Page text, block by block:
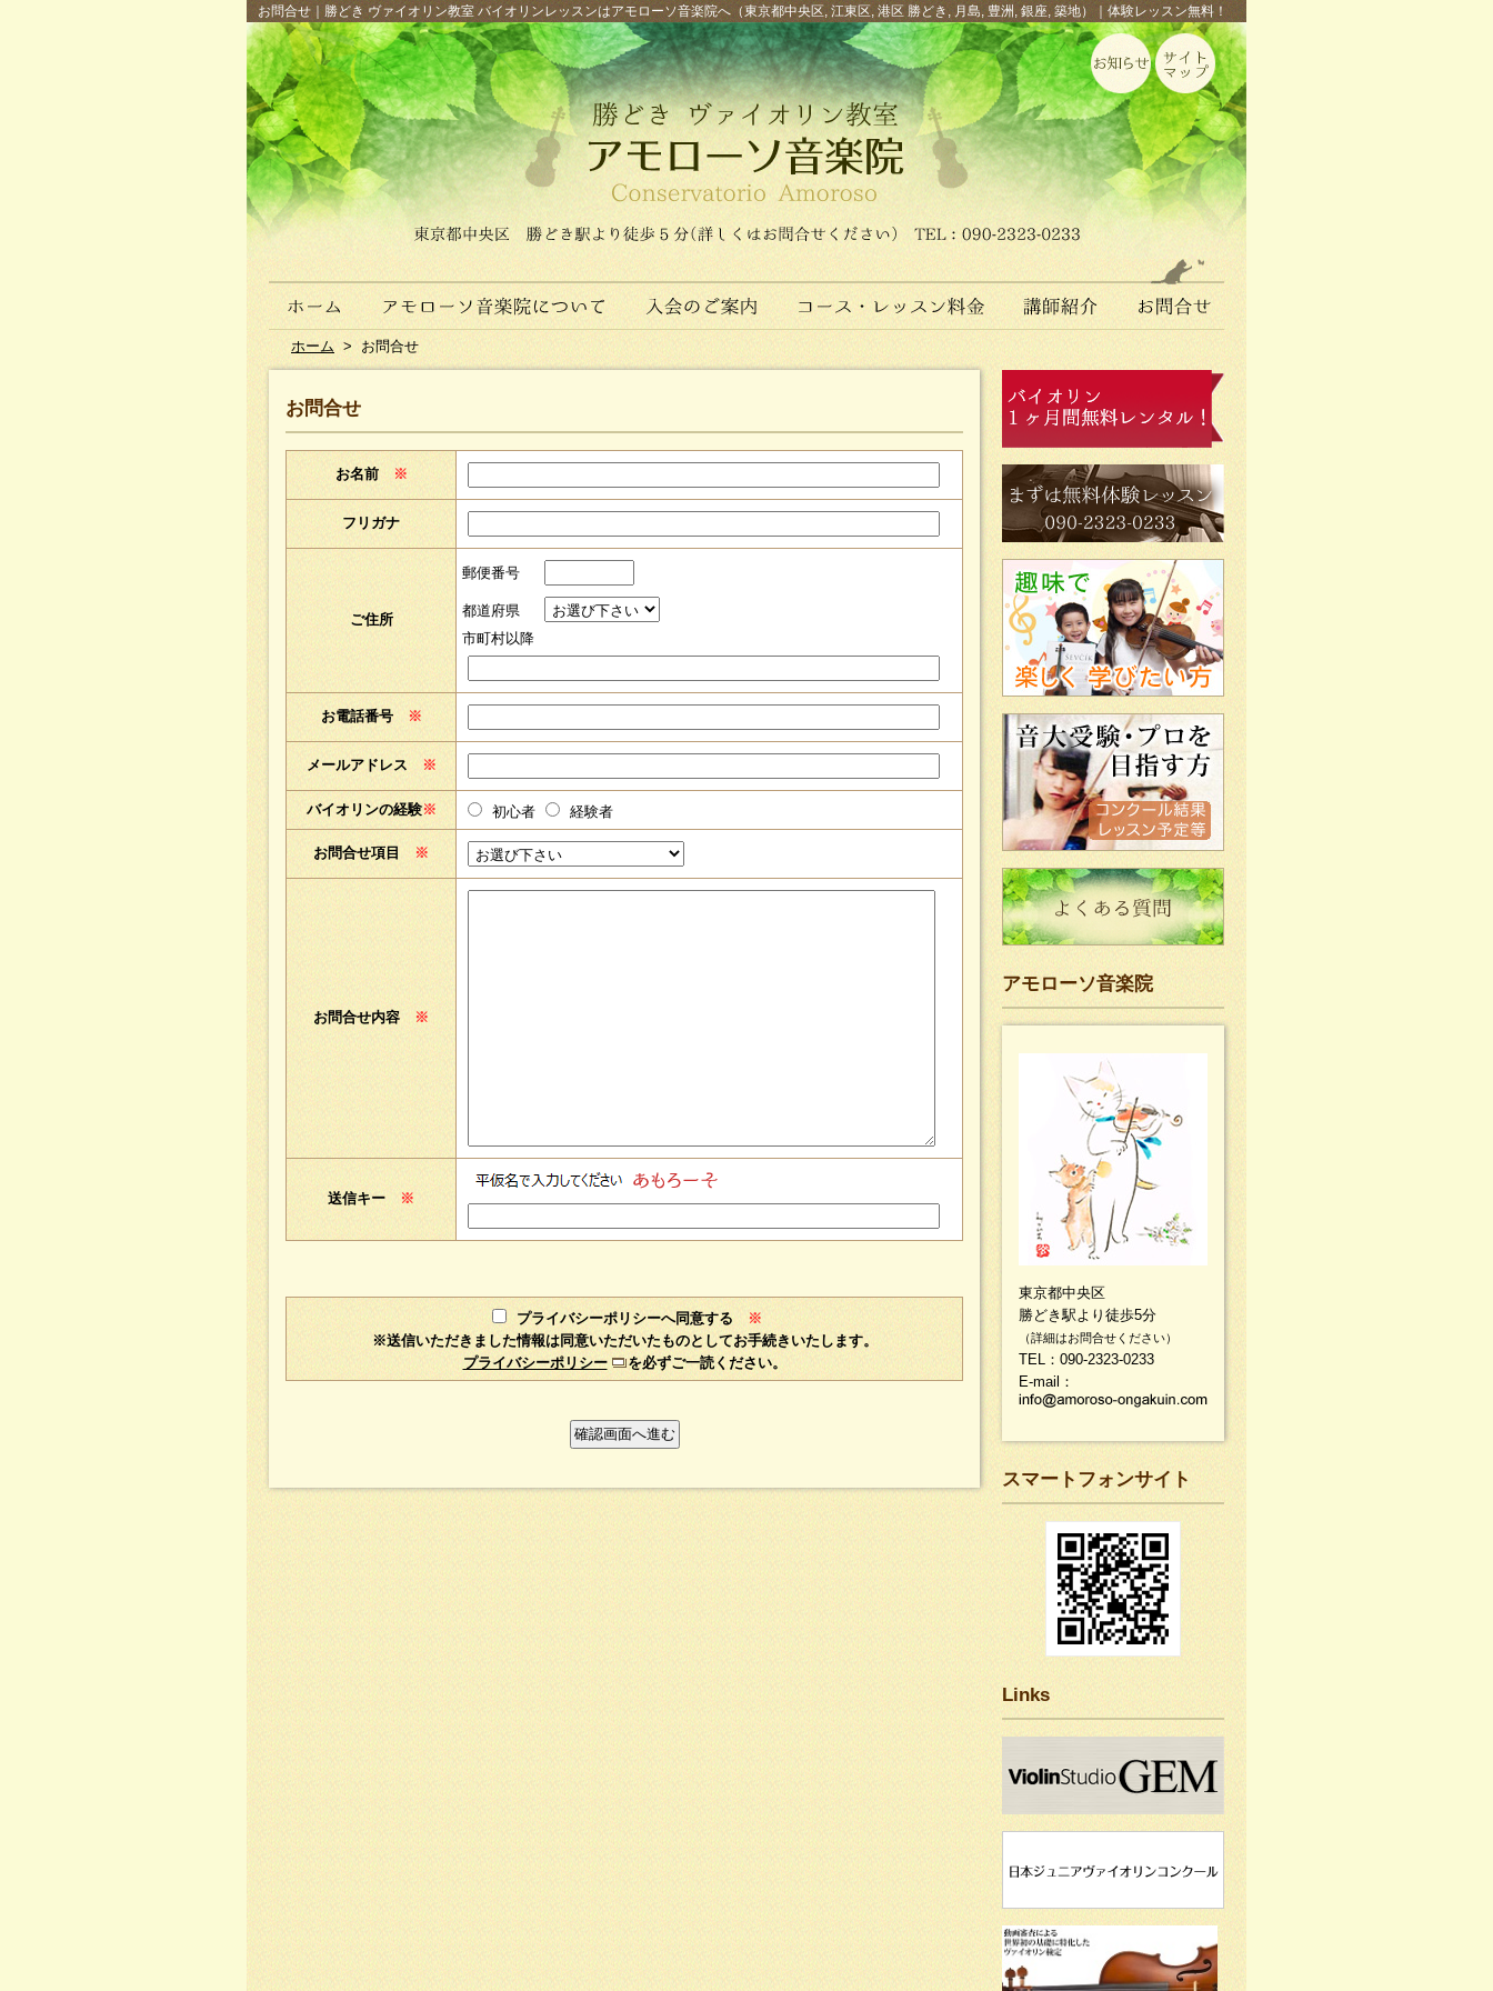
お問合せ｜勝どき ヴァイオリン教室 バイオリンレッスンはアモローソ音楽院へ（東京都中央区, 江東区, 港区 勝どき, 月島, 豊洲, 銀座, 築地）｜体験レッスン無料！
ホーム > お問合せ
お問合せ
お名前 ※
フリガナ
ご住所
郵便番号
都道府県
市町村以降
お電話番号 ※
メールアドレス ※
バイオリンの経験※ 初心者 経験者
お問合せ項目 ※
お問合せ内容 ※
送信キー ※
プライバシーポリシーへ同意する
※
※送信いただきました情報は同意いただいたものとしてお手続きいたします。
プライバシーポリシー
を必ずご一読ください。
アモローソ音楽院
東京都中央区
勝どき駅より徒歩5分
（詳細はお問合せください）
TEL：090-2323-0233
E-mail：
スマートフォンサイト
Links